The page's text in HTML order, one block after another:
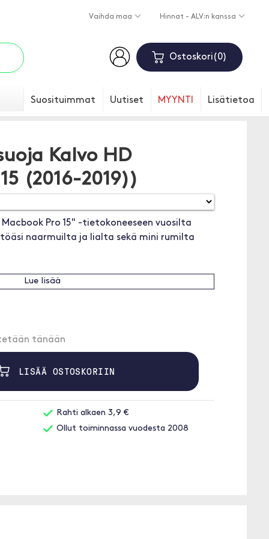
Vaihda maa Hinnat - ALV:n kanssa
Ostoskori 0
Suosituimmat Uutiset MYYNTI Lisätietoa
Kalvo HD
(2016-2019))
Pro 15" -tietokoneeseen vuosilta
naarmuilta ja lialta sekä mini rumilta
Lue lisää
tänään
LISÄÄ OSTOSKORIIN
Rahti alkaen 3,9 €
Ollut toiminnassa vuodesta 2008